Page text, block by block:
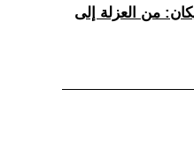
من العزلة إلى